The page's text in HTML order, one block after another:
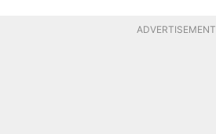
ADVERTISEMENT